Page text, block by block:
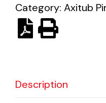
Solar lighting
Category: Axitub
Description